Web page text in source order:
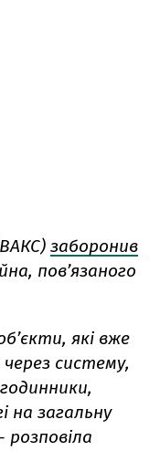
заборонив
пов’язаного
які вже
систему,
на загальну
розповіла